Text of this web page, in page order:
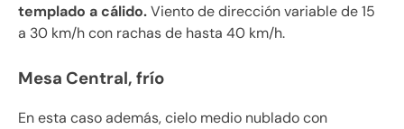
templado a cálido.Viento de dirección variable de 15
a 30 km/h con rachas de hasta 40 km/h.
Mesa Central, frío
En esta caso además, cielo medio nublado con